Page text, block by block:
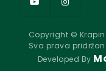
Copyright ©
Sva prava
Developed By